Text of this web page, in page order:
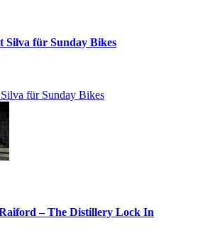
Silva für Sunday Bikes
für Sunday Bikes
– The Distillery Lock In